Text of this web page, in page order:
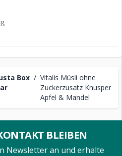
Box / Vitalis Müsli ohne
Zuckerzusatz Knusper
Apfel & Mandel
BLEIBEN
Newsletter an und erhalte